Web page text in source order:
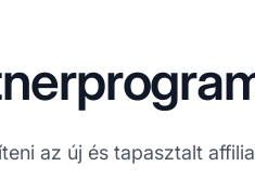
az új és tapasztalt